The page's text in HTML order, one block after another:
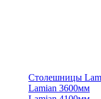
Столешницы
Lamian 3600мм